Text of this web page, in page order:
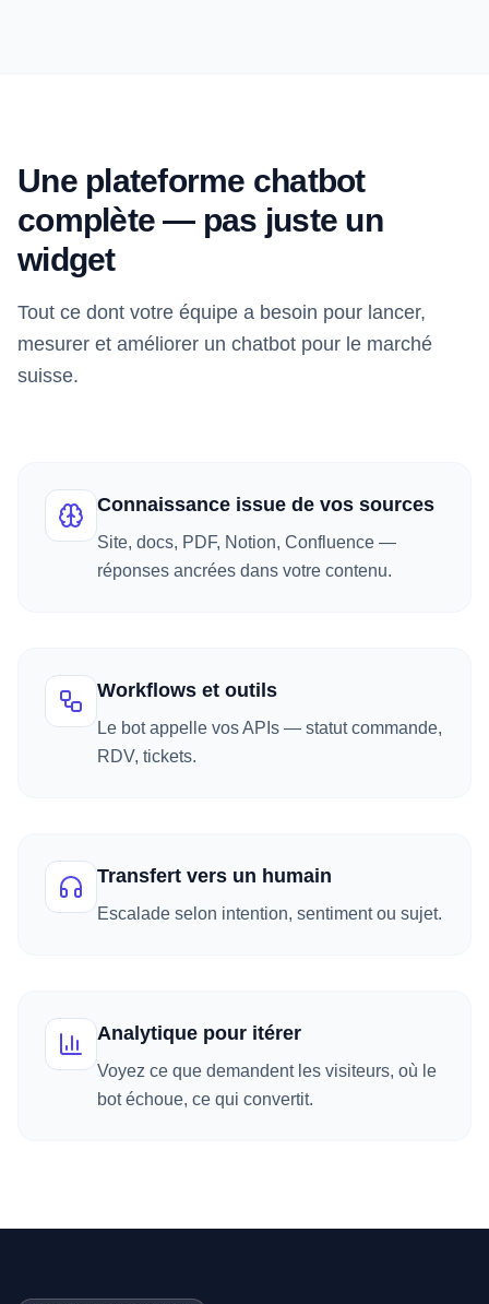
Une plateforme chatbot
complète — pas juste un
widget
Tout ce dont votre équipe a besoin pour lancer,
mesurer et améliorer un chatbot pour le marché
suisse.
Connaissance issue de vos sources
Site, docs, PDF, Notion, Confluence —
réponses ancrées dans votre contenu.
Workflows et outils
Le bot appelle vos APIs — statut commande,
RDV, tickets.
Transfert vers un humain
Escalade selon intention, sentiment ou sujet.
Analytique pour itérer
Voyez ce que demandent les visiteurs, où le
bot échoue, ce qui convertit.